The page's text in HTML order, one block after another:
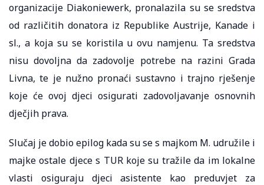
organizacije Diakoniewerk, pronalazila su se sredstva
od različitih donatora iz Republike Austrije, Kanade i
sl., a koja su se koristila u ovu namjenu. Ta sredstva
nisu dovoljna da zadovolje potrebe na razini Grada
Livna, te je nužno pronaći sustavno i trajno rješenje
koje će ovoj djeci osigurati zadovoljavanje osnovnih
dječjih prava.
Slučaj je dobio epilog kada su se s majkom M. udružile i
majke ostale djece s TUR koje su tražile da im lokalne
vlasti osiguraju djeci asistente kao preduvjet za